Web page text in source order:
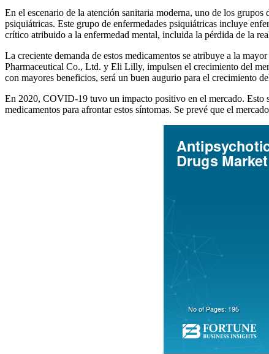
En el escenario de la atención sanitaria moderna, uno de los
psiquiátricas. Este grupo de enfermedades psiquiátricas incluye
crítico atribuido a la enfermedad mental, incluida la pérdida de la
La creciente demanda de estos medicamentos se atribuye a la
Pharmaceutical Co., Ltd. y Eli Lilly, impulsen el crecimiento del
con mayores beneficios, será un buen augurio para el crecimiento
En 2020, COVID-19 tuvo un impacto positivo en el mercado. Esto
medicamentos para afrontar estos síntomas. Se prevé que el